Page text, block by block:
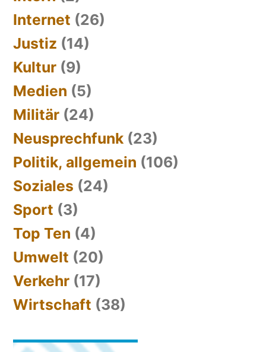
Internet (26)
Justiz (14)
Kultur (9)
Medien (5)
Militär (24)
Neusprechfunk (23)
Politik, allgemein (106)
Soziales (24)
Sport (3)
Top Ten (4)
Umwelt (20)
Verkehr (17)
Wirtschaft (38)